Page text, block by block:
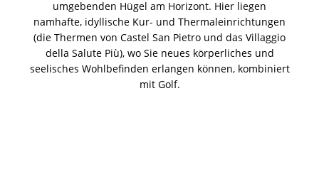
umgebenden Hügel am Horizont. Hier liegen
namhafte, idyllische Kur- und Thermaleinrichtungen
(die Thermen von Castel San Pietro und das Villaggio
della Salute Più), wo Sie neues körperliches und
seelisches Wohlbefinden erlangen können, kombiniert
mit Golf.